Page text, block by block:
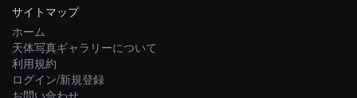
サイトマップ
ホーム
天体写真ギャラリーについて
利用規約
ログイン/新規登録